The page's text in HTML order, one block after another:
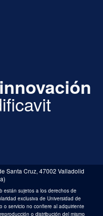
Santa Cruz, 47002 Valladolid
están sujetos a los derechos de
exclusiva de Universidad de
o servicio no confiere al adquiriente
o distribución del mismo